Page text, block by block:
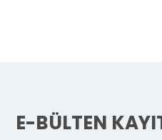
E-BÜLTEN